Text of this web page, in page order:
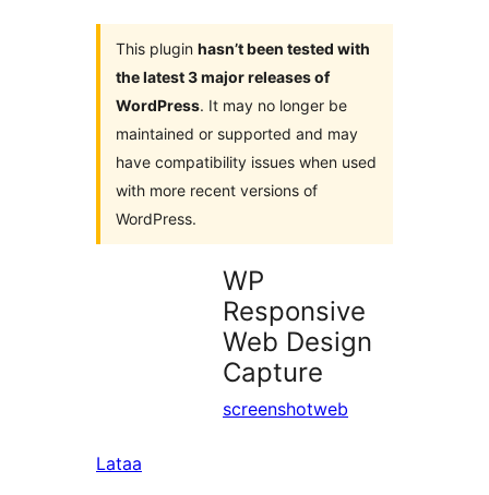
This plugin hasn’t been tested with
the latest 3 major releases of
WordPress. It may no longer be
maintained or supported and may
have compatibility issues when used
with more recent versions of
WordPress.
WP
Responsive
Web Design
Capture
screenshotweb
Lataa